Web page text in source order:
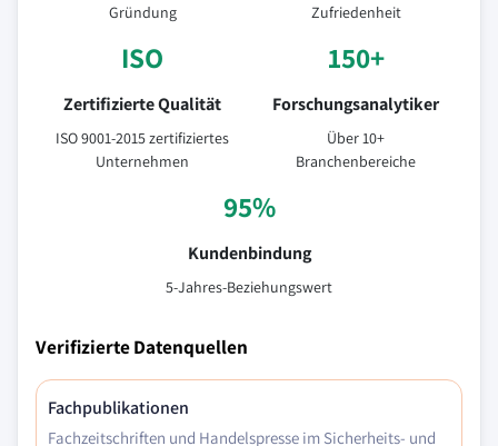
Gründung
Zufriedenheit
ISO
Zertifizierte Qualität
ISO 9001-2015 zertifiziertes
Unternehmen
150+
Forschungsanalytiker
Über 10+
Branchenbereiche
95%
Kundenbindung
5-Jahres-Beziehungswert
Verifizierte Datenquellen
Fachpublikationen
Fachzeitschriften und Handelspresse im Sicherheits- und